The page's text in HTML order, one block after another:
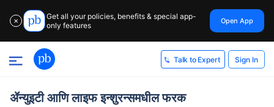
✕
Get all your policies, benefits & special app-
only features
Open App
Talk to Expert Sign In
ॲन्युइटी आणि लाइफ इन्शुरन्समधील फरक